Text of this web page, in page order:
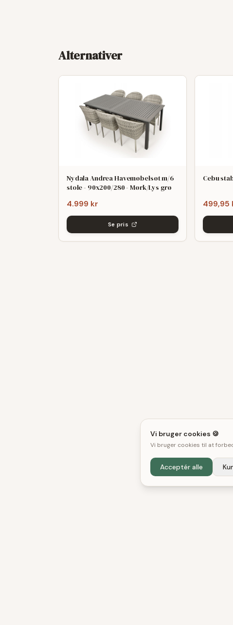
Alternativer
Nydala Andrea Havemøbelsøt m/6
stole - 90x200/280 - Mørk/Lys grø
4.999 kr
Se pris
Cebu
499,95
Vi bruger cookies 🍪
Vi bruger cookies til at
Acceptér alle